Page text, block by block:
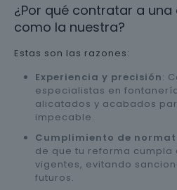
¿Por qué contratar a
como la nuestra?
Estas son las razones:
Experiencia y precisión:
especialistas en
alicatados y acabados
impecable.
Cumplimiento de
de que tu reforma cumpla
vigentes, evitando
futuros.